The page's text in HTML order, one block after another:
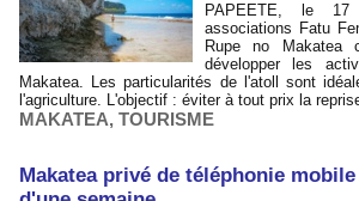
PAPEETE, le
associations Fatu
Rupe no Makatea
développer les
Makatea. Les particularités de l'atoll sont
l'agriculture. L'objectif : éviter à tout prix la
MAKATEA, TOURISME
Makatea privé de téléphonie